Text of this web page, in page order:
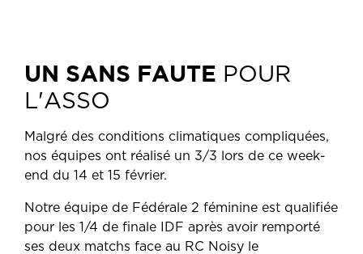
UN SANS FAUTE POUR
L'ASSO
Malgré des conditions climatiques compliquées,
nos équipes ont réalisé un 3/3 lors de ce week-
end du 14 et 15 février.
Notre équipe de Fédérale 2 féminine est qualifiée
pour les 1/4 de finale IDF après avoir remporté
ses deux matchs face au RC Noisy le